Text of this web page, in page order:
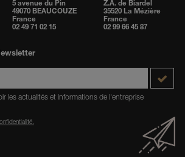
5 avenue du Pin
49070 BEAUCOUZE
France
02 49 71 02 15
Z.A. de Biardel
35520 La Mézière
France
02 99 66 45 87
les actualités et informations de l'entreprise